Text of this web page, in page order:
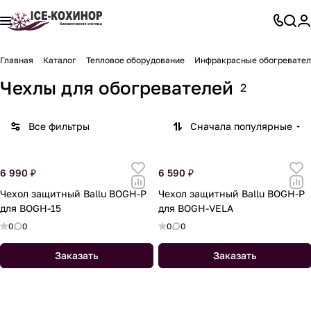
Главная Каталог Тепловое оборудование Инфракрасные
Чехлы для обогревателей 2
Все фильтры Сначала популярные
6 990 ₽
Чехол защитный Ballu BOGH-P
для BOGH-15
0 0
Заказать
6 590 ₽
Чехол защитный Ballu BOGH-P
для BOGH-VELA
0 0
Заказать